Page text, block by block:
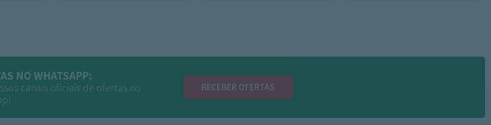
NO WHATSAPP:
canais oficiais de ofertas no
RECEBER OFERTAS